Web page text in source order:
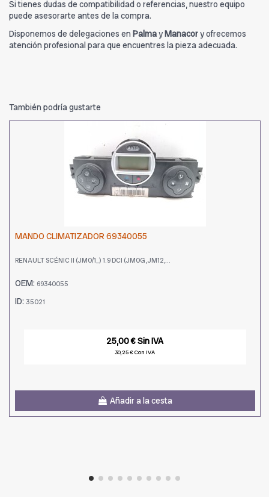
Si tienes dudas de compatibilidad o referencias, nuestro equipo
puede asesorarte antes de la compra.
Disponemos de delegaciones en PalmayManacory ofrecemos
atención profesional para que encuentres la pieza adecuada.
También podría gustarte
MANDO CLIMATIZADOR 69340055
RENAULT SCÉNIC II (JM0/1_) 1.9 DCI (JM0G, JM12,...
OEM: 69340055
ID: 35021
25,00 € Sin IVA
30,25 € Con IVA
Añadir a la cesta